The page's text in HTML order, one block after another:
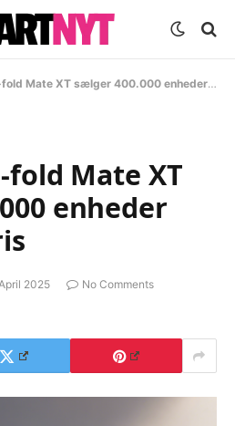
Mate XT sælger 400.000 enheder trods høj pris
Mate XT
enheder
2025
No Comments